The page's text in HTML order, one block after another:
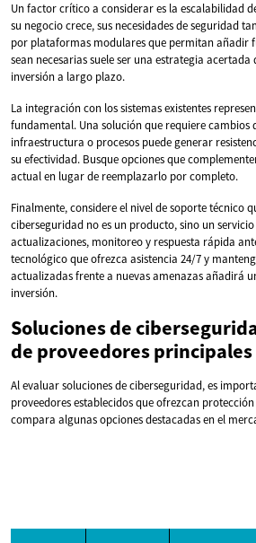
Un factor crítico a considerar es la escalabilidad
su negocio crece, sus necesidades de seguridad
por plataformas modulares que permitan añadir
sean necesarias suele ser una estrategia acertada
inversión a largo plazo.
La integración con los sistemas existentes
fundamental. Una solución que requiere cambios
infraestructura o procesos puede generar
su efectividad. Busque opciones que
actual en lugar de reemplazarlo por completo.
Finalmente, considere el nivel de soporte técnico
ciberseguridad no es un producto, sino un
actualizaciones, monitoreo y respuesta rápida
tecnológico que ofrezca asistencia 24/7 y
actualizadas frente a nuevas amenazas añadirá
inversión.
Soluciones de
de proveedores principales
Al evaluar soluciones de ciberseguridad, es
proveedores establecidos que ofrezcan
compara algunas opciones destacadas en el